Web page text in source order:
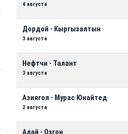
4 августа
Дордой - Кыргызалтын
3 августа
Нефтчи - Талант
3 августа
Азиягол - Мурас Юнайтед
2 августа
Алай - Озгон